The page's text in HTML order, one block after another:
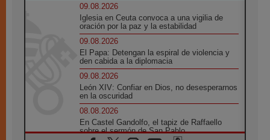
09.08.2026
Iglesia en Ceuta convoca a una vigilia de
oración por la paz y la estabilidad
09.08.2026
El Papa: Detengan la espiral de violencia y
den cabida a la diplomacia
09.08.2026
León XIV: Confiar en Dios, no desesperarnos
en la oscuridad
08.08.2026
En Castel Gandolfo, el tapiz de Raffaello
sobre el sermón de San Pablo